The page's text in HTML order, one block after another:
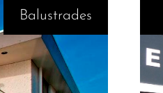
Balustrades